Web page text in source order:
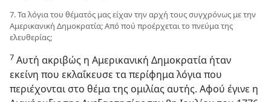
7. Τα λόγια του θέματός μας είχαν την αρχή τους συγχρόνως με την
Αμερικανική Δημοκρατία; Από πού προέρχεται το πνεύμα της
ελευθερίας;
7 Αυτή ακριβώς η Αμερικανική Δημοκρατία ήταν
εκείνη που εκλαΐκευσε τα περίφημα λόγια που
περιέχονται στο θέμα της ομιλίας αυτής. Αφού έγινε η